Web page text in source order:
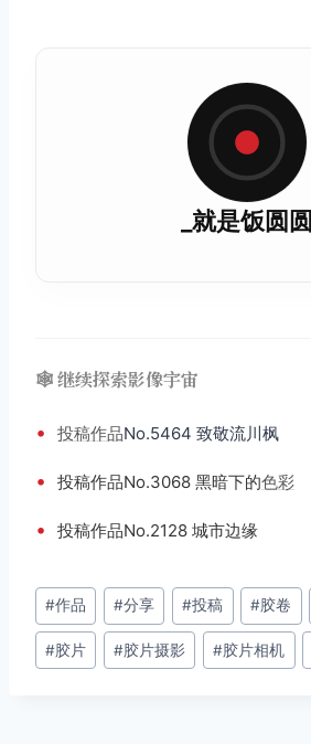
_就是饭圆圆
🕸️ 继续探索影像宇宙
• 投稿作品No.5464 致敬流川枫
• 投稿作品No.3068 黑暗下的色彩
• 投稿作品No.2128 城市边缘
文
章
标
#作品 #分享 #投稿 #胶卷
#胶片 #胶片摄影 #胶片相机